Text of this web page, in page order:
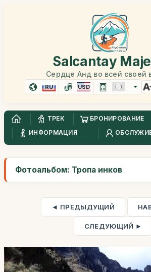
Salcantay
Сердце Анд во всей своей
RU USD
ТРЕК БРОНИРОВАНИЕ
ИНФОРМАЦИЯ
Фотоальбом: Тропа инков
◄ ПРЕДЫДУЩИЙ
СЛЕДУЮЩИЙ ►